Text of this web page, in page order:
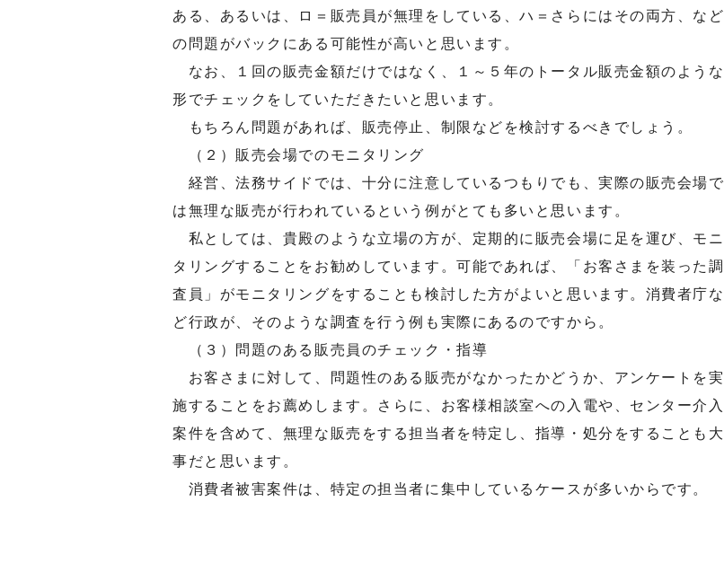
ある、あるいは、ロ＝販売員が無理をしている、ハ＝さらにはその両方、など
の問題がバックにある可能性が高いと思います。
なお、１回の販売金額だけではなく、１～５年のトータル販売金額のような
形でチェックをしていただきたいと思います。
もちろん問題があれば、販売停止、制限などを検討するべきでしょう。
（２）販売会場でのモニタリング
経営、法務サイドでは、十分に注意しているつもりでも、実際の販売会場で
は無理な販売が行われているという例がとても多いと思います。
私としては、貴殿のような立場の方が、定期的に販売会場に足を運び、モニ
タリングすることをお勧めしています。可能であれば、「お客さまを装った調
査員」がモニタリングをすることも検討した方がよいと思います。消費者庁な
ど行政が、そのような調査を行う例も実際にあるのですから。
（３）問題のある販売員のチェック・指導
お客さまに対して、問題性のある販売がなかったかどうか、アンケートを実
施することをお薦めします。さらに、お客様相談室への入電や、センター介入
案件を含めて、無理な販売をする担当者を特定し、指導・処分をすることも大
事だと思います。
消費者被害案件は、特定の担当者に集中しているケースが多いからです。